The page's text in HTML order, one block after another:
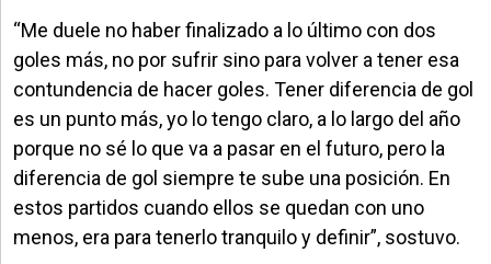
“Me duele no haber finalizado a lo último con dos
goles más, no por sufrir sino para volver a tener esa
contundencia de hacer goles. Tener diferencia de gol
es un punto más, yo lo tengo claro, a lo largo del año
porque no sé lo que va a pasar en el futuro, pero la
diferencia de gol siempre te sube una posición. En
estos partidos cuando ellos se quedan con uno
menos, era para tenerlo tranquilo y definir”, sostuvo.